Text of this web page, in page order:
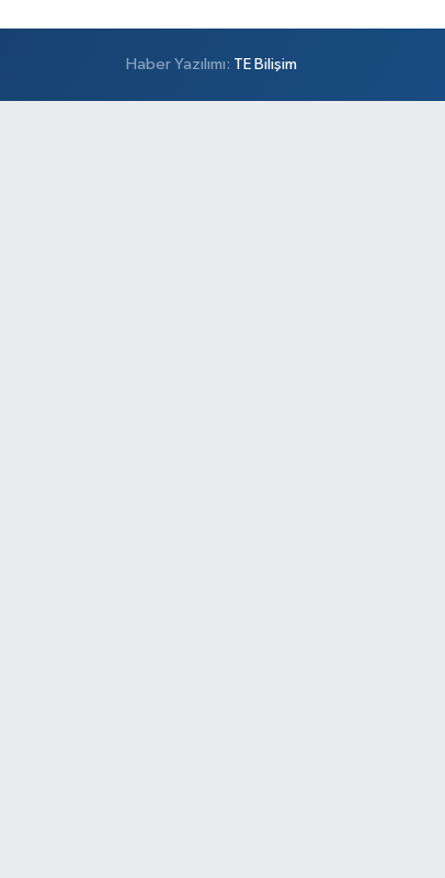
Haber Yazılımı: TE Bilişim